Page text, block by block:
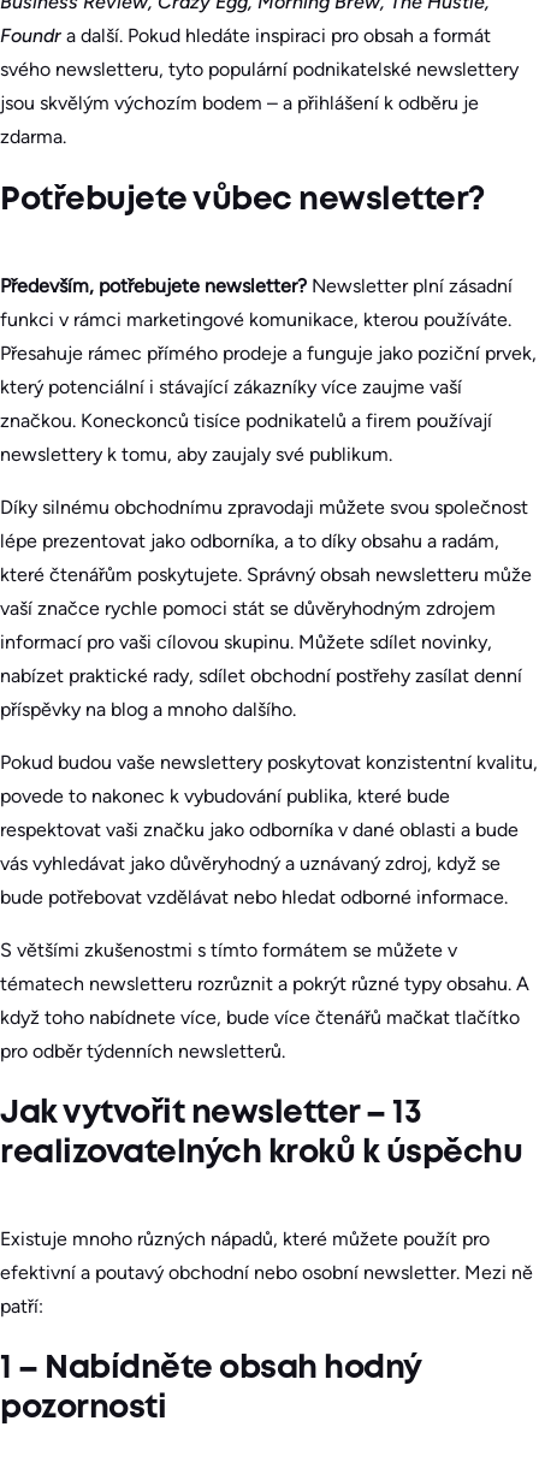
Foundr a další. Pokud hledáte inspiraci pro obsah a formát
svého newsletteru, tyto populární podnikatelské newslettery
jsou skvělým výchozím bodem – a přihlášení k odběru je
zdarma.
Potřebujete vůbec newsletter?
Především, potřebujete newsletter? Newsletter plní zásadní
funkci v rámci marketingové komunikace, kterou používáte.
Přesahuje rámec přímého prodeje a funguje jako poziční prvek,
který potenciální i stávající zákazníky více zaujme vaší
značkou. Koneckonců tisíce podnikatelů a firem používají
newslettery k tomu, aby zaujaly své publikum.
Díky silnému obchodnímu zpravodaji můžete svou společnost
lépe prezentovat jako odborníka, a to díky obsahu a radám,
které čtenářům poskytujete. Správný obsah newsletteru může
vaší značce rychle pomoci stát se důvěryhodným zdrojem
informací pro vaši cílovou skupinu. Můžete sdílet novinky,
nabízet praktické rady, sdílet obchodní postřehy zasílat denní
příspěvky na blog a mnoho dalšího.
Pokud budou vaše newslettery poskytovat konzistentní kvalitu,
povede to nakonec k vybudování publika, které bude
respektovat vaši značku jako odborníka v dané oblasti a bude
vás vyhledávat jako důvěryhodný a uznávaný zdroj, když se
bude potřebovat vzdělávat nebo hledat odborné informace.
S většími zkušenostmi s tímto formátem se můžete v
tématech newsletteru rozrůznit a pokrýt různé typy obsahu. A
když toho nabídnete více, bude více čtenářů mačkat tlačítko
pro odběr týdenních newsletterů.
Jak vytvořit newsletter – 13
realizovatelných kroků k úspěchu
Existuje mnoho různých nápadů, které můžete použít pro
efektivní a poutavý obchodní nebo osobní newsletter. Mezi ně
patří:
1 – Nabídněte obsah hodný
pozornosti